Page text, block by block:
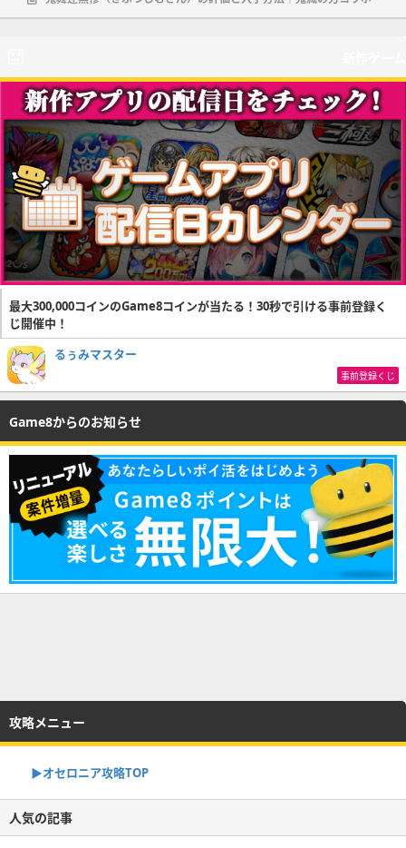
最大300,000コインのGame8コインが当たる！30秒で引ける事前登録く
じ開催中！
るぅみマスター
事前登録くじ
Game8からのお知らせ
攻略メニュー
▶︎オセロニア攻略TOP
人気の記事